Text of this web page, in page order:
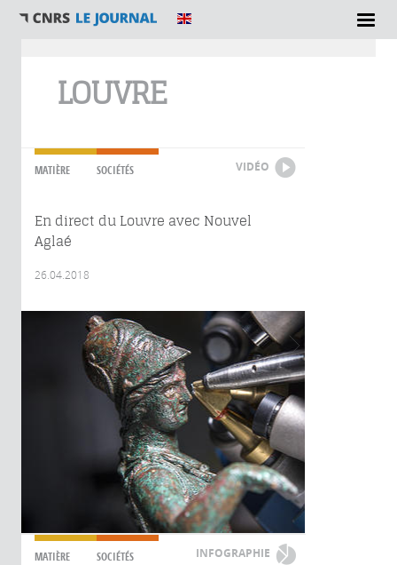
LOUVRE
MATIÈRE SOCIÉTÉS VIDÉO
En direct du Louvre avec Nouvel
Aglaé
26.04.2018
MATIÈRE SOCIÉTÉS INFOGRAPHIE